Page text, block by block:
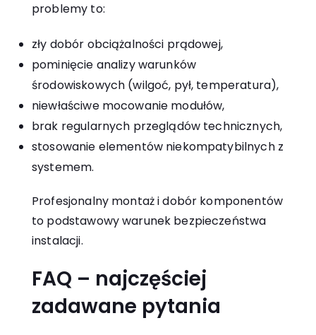
problemy to:
zły dobór obciążalności prądowej,
pominięcie analizy warunków
środowiskowych (wilgoć, pył, temperatura),
niewłaściwe mocowanie modułów,
brak regularnych przeglądów technicznych,
stosowanie elementów niekompatybilnych z
systemem.
Profesjonalny montaż i dobór komponentów
to podstawowy warunek bezpieczeństwa
instalacji.
FAQ – najczęściej
zadawane pytania